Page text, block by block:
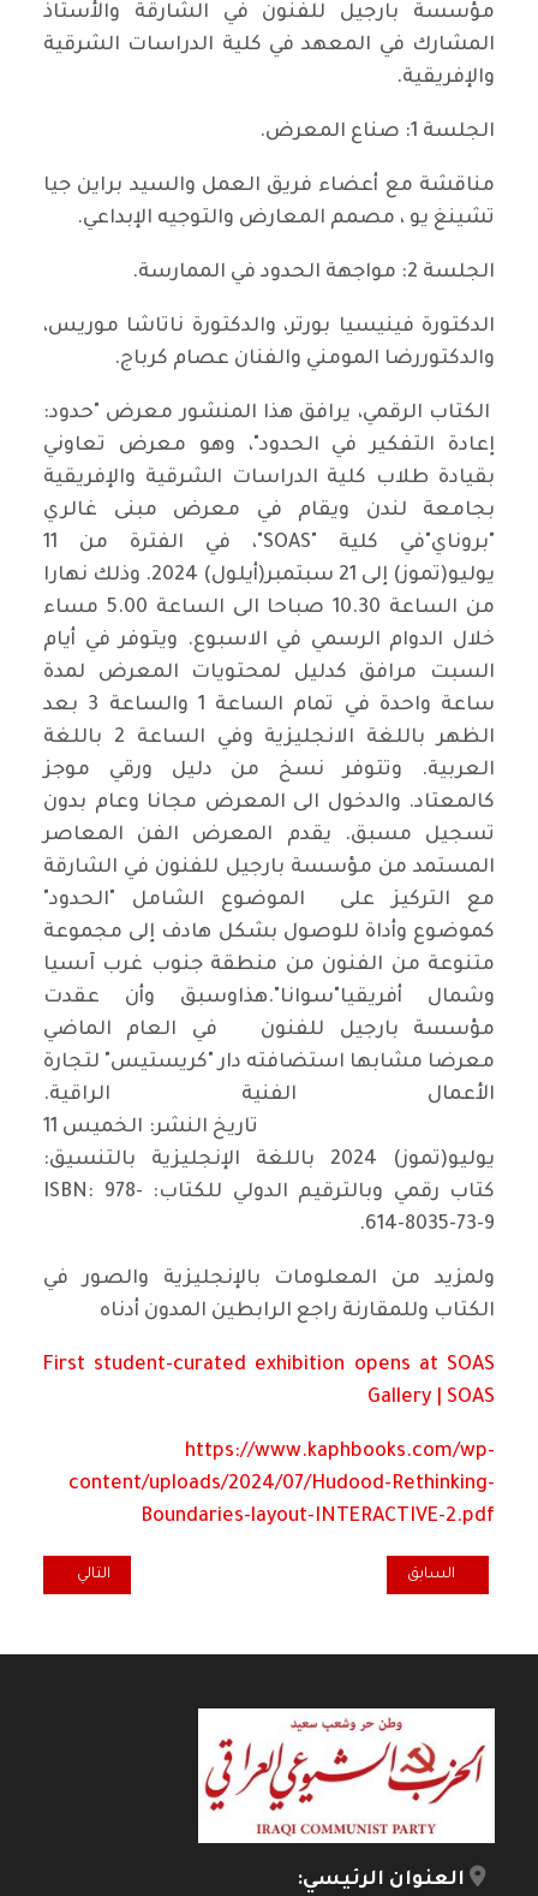
مؤسسة بارجيل للفنون في الشارقة والأستاذ
المشارك في المعهد في كلية الدراسات الشرقية
والإفريقية.
الجلسة 1: صناع المعرض.
مناقشة مع أعضاء فريق العمل والسيد براين جيا
تشينغ يو ، مصمم المعارض والتوجيه الإبداعي.
الجلسة 2: مواجهة الحدود في الممارسة.
الدكتورة فينيسيا بورتر، والدكتورة ناتاشا موريس،
والدكتوررضا المومني والفنان عصام كرباج.
الكتاب الرقمي، يرافق هذا المنشور معرض "حدود:
إعادة التفكير في الحدود"، وهو معرض تعاوني
بقيادة طلاب كلية الدراسات الشرقية والإفريقية
بجامعة لندن ويقام في معرض مبنى غالري
"بروناي"في كلية "SOAS"، في الفترة من 11
يوليو(تموز) إلى 21 سبتمبر(أيلول) 2024. وذلك نهارا
من الساعة 10.30 صباحا الى الساعة 5.00 مساء
خلال الدوام الرسمي في الاسبوع. ويتوفر في أيام
السبت مرافق كدليل لمحتويات المعرض لمدة
ساعة واحدة في تمام الساعة 1 والساعة 3 بعد
الظهر باللغة الانجليزية وفي الساعة 2 باللغة
العربية. وتتوفر نسخ من دليل ورقي موجز
كالمعتاد. والدخول الى المعرض مجانا وعام بدون
تسجيل مسبق. يقدم المعرض الفن المعاصر
المستمد من مؤسسة بارجيل للفنون في الشارقة
مع التركيز على الموضوع الشامل "الحدود"
كموضوع وأداة للوصول بشكل هادف إلى مجموعة
متنوعة من الفنون من منطقة جنوب غرب آىسيا
وشمال أفريقيا"سوانا".هذاوسبق وأن عقدت
مؤسسة بارجيل للفنون في العام الماضي
معرضا مشابها استضافته دار "كريستيس" لتجارة
الأعمال الفنية الراقية.
تاريخ النشر: الخميس 11
يوليو(تموز) 2024 باللغة الإنجليزية بالتنسيق:
كتاب رقمي وبالترقيم الدولي للكتاب: ISBN: 978-
614-8035-73-9.
ولمزيد من المعلومات بالإنجليزية والصور في
الكتاب وللمقارنة راجع الرابطين المدون أدناه
First student-curated exhibition opens at SOAS
Gallery | SOAS
https://www.kaphbooks.com/wp-
content/uploads/2024/07/Hudood-Rethinking-
Boundaries-layout-INTERACTIVE-2.pdf
المقال السابق: مقالة خاصة: شي جين بينغ.. رائد الإصلاح
السابق المقال التالي:
التالي
العنوان الرئيسي: